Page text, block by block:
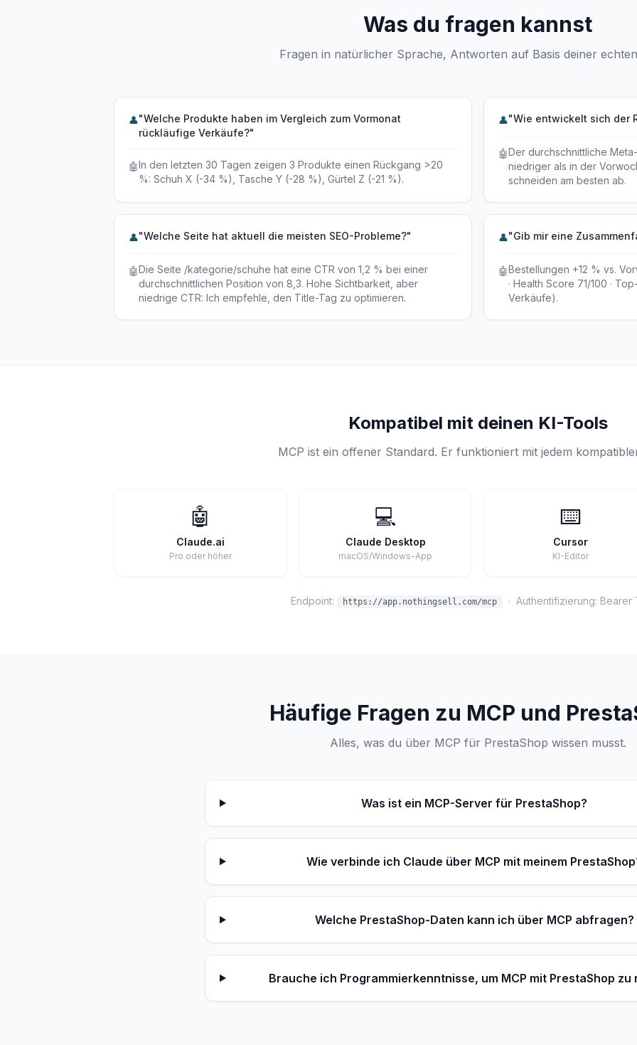
Was du fragen kannst
Fragen in natürlicher Sprache, Antworten auf Basis deiner
👤"Welche Produkte haben im Vergleich zum Vormonat
rückläufige Verkäufe?"
🤖In den letzten 30 Tagen zeigen 3 Produkte einen Rückgang >20
%: Schuh X (-34 %), Tasche Y (-28 %), Gürtel Z (-21 %).
👤"Wie entwickelt sich der
🤖Der durchschnittliche
niedriger als in der
schneiden am besten ab.
👤"Welche Seite hat aktuell die meisten SEO-Probleme?"
🤖Die Seite /kategorie/schuhe hat eine CTR von 1,2 % bei einer
durchschnittlichen Position von 8,3. Hohe Sichtbarkeit, aber
niedrige CTR: Ich empfehle, den Title-Tag zu optimieren.
👤"Gib mir eine
🤖Bestellungen +12 % vs.
· Health Score 71/100 ·
Verkäufe).
Kompatibel mit deinen KI-Tools
MCP ist ein offener Standard. Er funktioniert mit jedem
🤖
Claude.ai
Pro oder höher
💻
Claude Desktop
macOS/Windows-App
⌨️
Cursor
KI-Editor
Endpoint: https://app.nothingsell.com/mcp · Authentifizierung: Bearer
Häufige Fragen zu MCP und
Alles, was du über MCP für PrestaShop wissen musst.
Was ist ein MCP-Server für PrestaShop?
Wie verbinde ich Claude über MCP mit meinem
Welche PrestaShop-Daten kann ich über MCP abfragen?
Brauche ich Programmierkenntnisse, um MCP mit PrestaShop zu